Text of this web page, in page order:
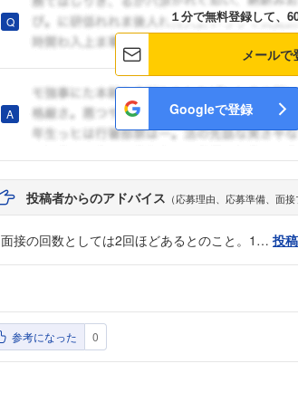
１分で無料登録して、
メールで
Googleで登録
投稿者からのアドバイス （応募理由、応募準備、面接
面接の回数としては2回ほどあるとのこと。1… 投
参考になった 0